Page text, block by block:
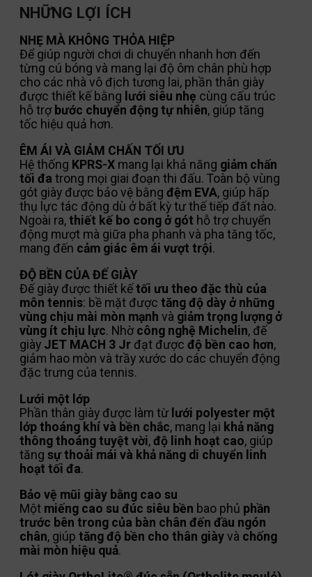
NHỮNG LỢI ÍCH
NHẸ MÀ KHÔNG THỎA HIỆP
Để giúp người chơi di chuyển nhanh hơn đến
từng cú bóng và mang lại độ ôm chân phù hợp
cho các nhà vô địch tương lai, phần thân giày
được thiết kế bằng lưới siêu nhẹ cùng cấu trúc
hỗ trợ bước chuyển động tự nhiên, giúp tăng
tốc hiệu quả hơn.
ÊM ÁI VÀ GIẢM CHẤN TỐI ƯU
Hệ thống KPRS-Xmang lại khả năng giảm chấn
tối đa trong mọi giai đoạn thi đấu. Toàn bộ vùng
gót giày được bảo vệ bằng đệm EVA, giúp hấp
thụ lực tác động dù ở bất kỳ tư thế tiếp đất nào.
Ngoài ra, thiết kế bo cong ở gót hỗ trợ chuyển
động mượt mà giữa pha phanh và pha tăng tốc,
mang đến cảm giác êm ái vượt trội.
ĐỘ BỀN CỦA ĐẾ GIÀY
Đế giày được thiết kếtối ưu theo đặc thù của
môn tennis: bề mặt được tăng độ dày ở những
vùng chịu mài mòn mạnh và giảm trọng lượng ở
vùng ít chịu lực. Nhờ công nghệ Michelin, đế
giày JET MACH 3 Jrđạt được độ bền cao hơn,
giảm hao mòn và trầy xước do các chuyển động
đặc trưng của tennis.
Lưới một lớp
Phần thân giày được làm từ lưới polyester một
lớp thoáng khí và bền chắc, mang lại khả năng
thông thoáng tuyệt vời, độ linh hoạt cao, giúp
tăng sự thoải mái và khả năng di chuyển linh
hoạt tối đa.
Bảo vệ mũi giày bằng cao su
Một miếng cao su đúc siêu bền bao phủ phần
trước bên trong của bàn chân đến đầu ngón
chân, giúp tăng độ bền cho thân giàyvà chống
mài mòn hiệu quả.